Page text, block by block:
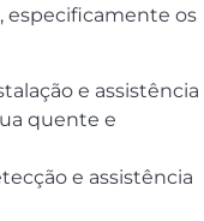
especificamente os
e assistência
quente e
e assistência